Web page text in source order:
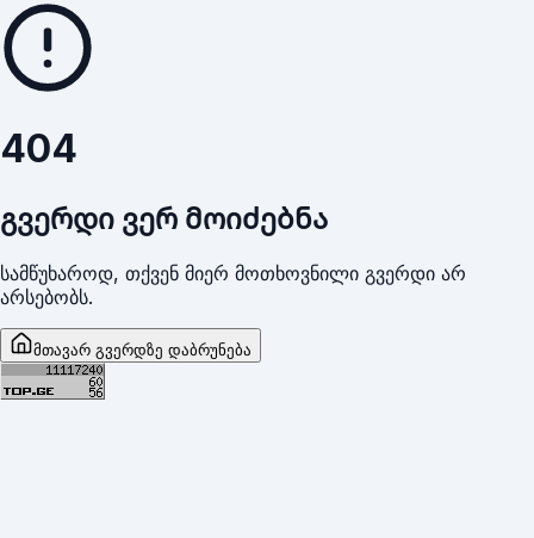
404
გვერდი ვერ მოიძებნა
სამწუხაროდ, თქვენ მიერ მოთხოვნილი გვერდი არ
არსებობს.
მთავარ გვერდზე დაბრუნება